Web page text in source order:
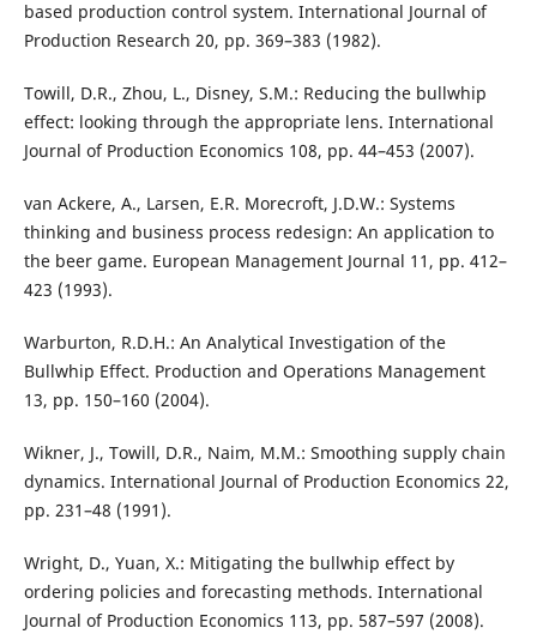
based production control system. International Journal of
Production Research 20, pp. 369–383 (1982).
Towill, D.R., Zhou, L., Disney, S.M.: Reducing the bullwhip
effect: looking through the appropriate lens. International
Journal of Production Economics 108, pp. 44–453 (2007).
van Ackere, A., Larsen, E.R. Morecroft, J.D.W.: Systems
thinking and business process redesign: An application to
the beer game. European Management Journal 11, pp. 412–
423 (1993).
Warburton, R.D.H.: An Analytical Investigation of the
Bullwhip Effect. Production and Operations Management
13, pp. 150–160 (2004).
Wikner, J., Towill, D.R., Naim, M.M.: Smoothing supply chain
dynamics. International Journal of Production Economics 22,
pp. 231–48 (1991).
Wright, D., Yuan, X.: Mitigating the bullwhip effect by
ordering policies and forecasting methods. International
Journal of Production Economics 113, pp. 587–597 (2008).